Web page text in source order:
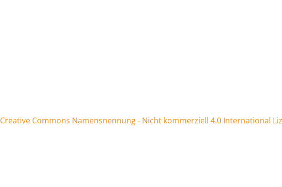
Creative Commons Namensnennung - Nicht kommerziell 4.0 International